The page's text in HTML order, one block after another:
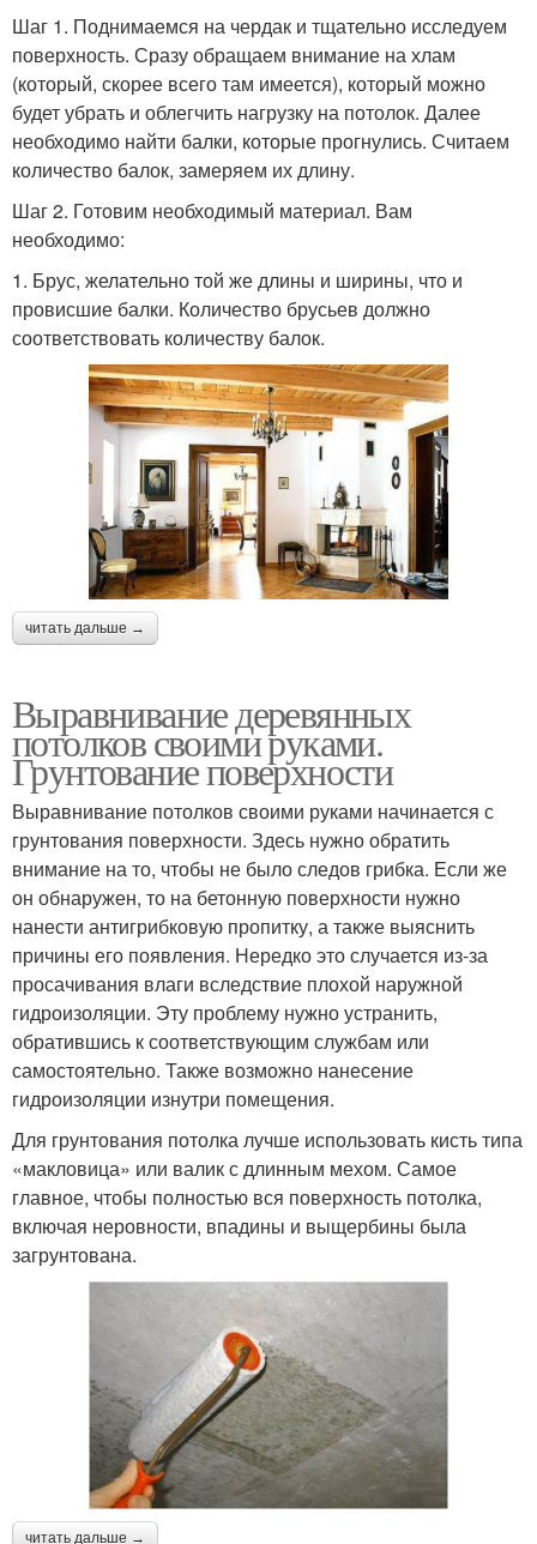
Шаг 1. Поднимаемся на чердак и тщательно исследуем
поверхность. Сразу обращаем внимание на хлам
(который, скорее всего там имеется), который можно
будет убрать и облегчить нагрузку на потолок. Далее
необходимо найти балки, которые прогнулись. Считаем
количество балок, замеряем их длину.
Шаг 2. Готовим необходимый материал. Вам
необходимо:
1. Брус, желательно той же длины и ширины, что и
провисшие балки. Количество брусьев должно
соответствовать количеству балок.
читать дальше →
Выравнивание деревянных
потолков своими руками.
Грунтование поверхности
Выравнивание потолков своими руками начинается с
грунтования поверхности. Здесь нужно обратить
внимание на то, чтобы не было следов грибка. Если же
он обнаружен, то на бетонную поверхности нужно
нанести антигрибковую пропитку, а также выяснить
причины его появления. Нередко это случается из-за
просачивания влаги вследствие плохой наружной
гидроизоляции. Эту проблему нужно устранить,
обратившись к соответствующим службам или
самостоятельно. Также возможно нанесение
гидроизоляции изнутри помещения.
Для грунтования потолка лучше использовать кисть типа
«макловица» или валик с длинным мехом. Самое
главное, чтобы полностью вся поверхность потолка,
включая неровности, впадины и выщербины была
загрунтована.
читать дальше →